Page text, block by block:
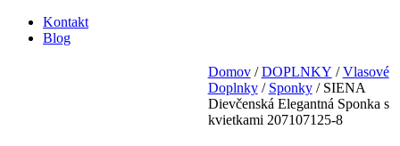
Kontakt
Blog
Domov/DOPLNKY /Vlasové
Doplnky/ Sponky/ SIENA
Dievčenská Elegantná Sponka s
kvietkami 207107125-8